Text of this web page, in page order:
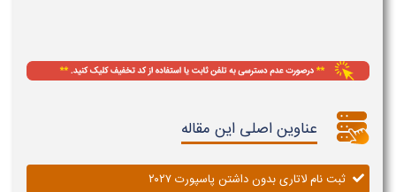
عناوین اصلی این مقاله
ثبت نام لاتاری بدون داشتن پاسپورت ۲۰۲۷